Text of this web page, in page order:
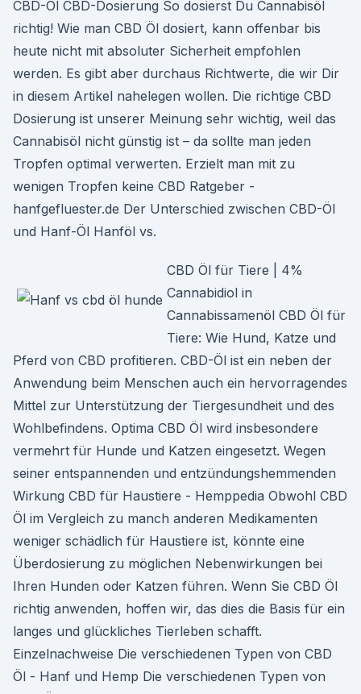
CBD-Öl CBD-Dosierung So dosierst Du Cannabisöl
richtig! Wie man CBD Öl dosiert, kann offenbar bis
heute nicht mit absoluter Sicherheit empfohlen
werden. Es gibt aber durchaus Richtwerte, die wir Dir
in diesem Artikel nahelegen wollen. Die richtige CBD
Dosierung ist unserer Meinung sehr wichtig, weil das
Cannabisöl nicht günstig ist – da sollte man jeden
Tropfen optimal verwerten. Erzielt man mit zu
wenigen Tropfen keine CBD Ratgeber -
hanfgefluester.de Der Unterschied zwischen CBD-Öl
und Hanf-Öl Hanföl vs.
CBD Öl für Tiere | 4%
Cannabidiol in
Cannabissamenöl CBD Öl für
Tiere: Wie Hund, Katze und
Pferd von CBD profitieren. CBD-Öl ist ein neben der
Anwendung beim Menschen auch ein hervorragendes
Mittel zur Unterstützung der Tiergesundheit und des
Wohlbefindens. Optima CBD Öl wird insbesondere
vermehrt für Hunde und Katzen eingesetzt. Wegen
seiner entspannenden und entzündungshemmenden
Wirkung CBD für Haustiere - Hemppedia Obwohl CBD
Öl im Vergleich zu manch anderen Medikamenten
weniger schädlich für Haustiere ist, könnte eine
Überdosierung zu möglichen Nebenwirkungen bei
Ihren Hunden oder Katzen führen. Wenn Sie CBD Öl
richtig anwenden, hoffen wir, das dies die Basis für ein
langes und glückliches Tierleben schafft.
Einzelnachweise Die verschiedenen Typen von CBD
Öl - Hanf und Hemp Die verschiedenen Typen von